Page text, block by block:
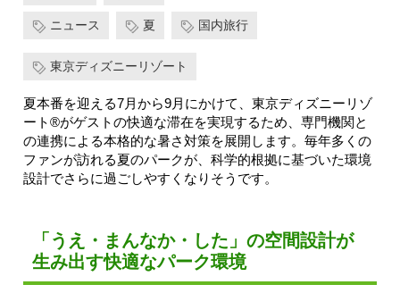
ニュース 夏 国内旅行
東京ディズニーリゾート
夏本番を迎える7月から9月にかけて、東京ディズニーリゾ
ート®がゲストの快適な滞在を実現するため、専門機関と
の連携による本格的な暑さ対策を展開します。毎年多くの
ファンが訪れる夏のパークが、科学的根拠に基づいた環境
設計でさらに過ごしやすくなりそうです。
「うえ・まんなか・した」の空間設計が
生み出す快適なパーク環境